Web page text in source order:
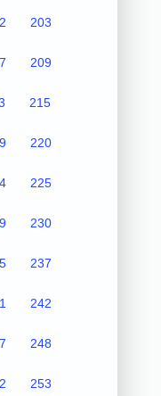
203
209
215
220
225
230
237
242
248
253